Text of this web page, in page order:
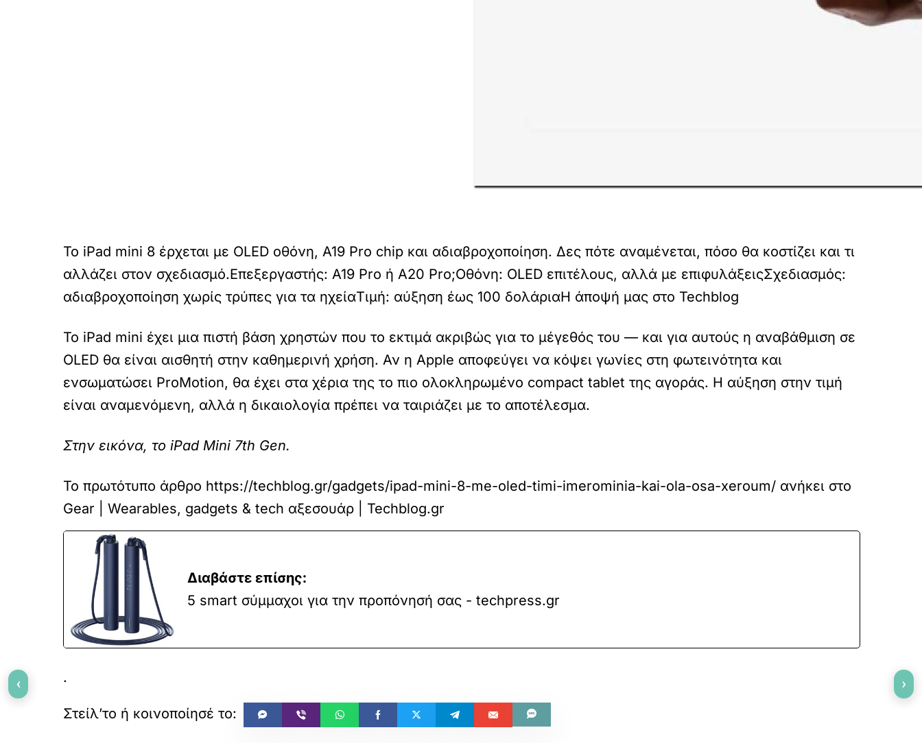
Το iPad mini 8 έρχεται με OLED οθόνη, A19 Pro chip και αδιαβροχοποίηση. Δες πότε αναμένεται, πόσο θα κοστίζει και τι
αλλάζει στον σχεδιασμό.Επεξεργαστής: A19 Pro ή A20 Pro;Οθόνη: OLED επιτέλους, αλλά με επιφυλάξειςΣχεδιασμός:
αδιαβροχοποίηση χωρίς τρύπες για τα ηχείαΤιμή: αύξηση έως 100 δολάριαΗ άποψή μας στο Techblog
Το iPad mini έχει μια πιστή βάση χρηστών που το εκτιμά ακριβώς για το μέγεθός του — και για αυτούς η αναβάθμιση σε
OLED θα είναι αισθητή στην καθημερινή χρήση. Αν η Apple αποφεύγει να κόψει γωνίες στη φωτεινότητα και
ενσωματώσει ProMotion, θα έχει στα χέρια της το πιο ολοκληρωμένο compact tablet της αγοράς. Η αύξηση στην τιμή
είναι αναμενόμενη, αλλά η δικαιολογία πρέπει να ταιριάζει με το αποτέλεσμα.
Στην εικόνα, το iPad Mini 7th Gen.
Το πρωτότυπο άρθρο https://techblog.gr/gadgets/ipad-mini-8-me-oled-timi-imerominia-kai-ola-osa-xeroum/ ανήκει στο
Gear | Wearables, gadgets & tech αξεσουάρ | Techblog.gr
Διαβάστε επίσης:
5 smart σύμμαχοι για την προπόνησή σας - techpress.gr
.
‹ ›